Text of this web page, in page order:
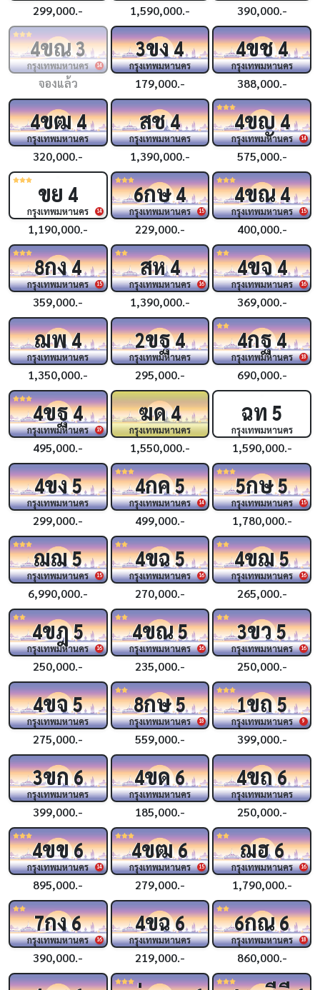
299,000.- 1,590,000.- 390,000.-
14
4ขณ3
กรุงเทพมหานคร
จองแล้ว
3ขง4
กรุงเทพมหานคร
179,000.-
4ขช4
กรุงเทพมหานคร
388,000.-
4ขฒ4
กรุงเทพมหานคร
320,000.-
สช4
กรุงเทพมหานคร
1,390,000.-
14
4ขญ4
กรุงเทพมหานคร
575,000.-
14
ขย 4
กรุงเทพมหานคร
1,190,000.-
15
6กษ4
กรุงเทพมหานคร
229,000.-
15
4ขณ4
กรุงเทพมหานคร
400,000.-
15
8กง4
กรุงเทพมหานคร
359,000.-
16
สห4
กรุงเทพมหานคร
1,390,000.-
16
4ขจ4
กรุงเทพมหานคร
369,000.-
ฌพ4
กรุงเทพมหานคร
1,350,000.-
2ขฐ4
กรุงเทพมหานคร
295,000.-
18
4กฐ4
กรุงเทพมหานคร
690,000.-
19
4ขฐ4
กรุงเทพมหานคร
495,000.-
ฆด4
กรุงเทพมหานคร
1,550,000.-
ฉท 5
กรุงเทพมหานคร
1,590,000.-
4ขง5
กรุงเทพมหานคร
299,000.-
14
4กค5
กรุงเทพมหานคร
499,000.-
15
5กษ5
กรุงเทพมหานคร
1,780,000.-
15
ฌฌ5
กรุงเทพมหานคร
6,990,000.-
16
4ขฉ5
กรุงเทพมหานคร
270,000.-
16
4ขฌ5
กรุงเทพมหานคร
265,000.-
16
4ขฎ5
กรุงเทพมหานคร
250,000.-
16
4ขณ5
กรุงเทพมหานคร
235,000.-
16
3ขว5
กรุงเทพมหานคร
250,000.-
4ขจ5
กรุงเทพมหานคร
275,000.-
18
8กษ5
กรุงเทพมหานคร
559,000.-
9
1ขถ5
กรุงเทพมหานคร
399,000.-
3ขก6
กรุงเทพมหานคร
399,000.-
4ขด6
กรุงเทพมหานคร
185,000.-
4ขถ6
กรุงเทพมหานคร
250,000.-
14
4ขข6
กรุงเทพมหานคร
895,000.-
15
4ขฒ6
กรุงเทพมหานคร
279,000.-
16
ฌฮ6
กรุงเทพมหานคร
1,790,000.-
16
7กง6
กรุงเทพมหานคร
390,000.-
4ขฉ6
กรุงเทพมหานคร
219,000.-
18
6กณ6
กรุงเทพมหานคร
860,000.-